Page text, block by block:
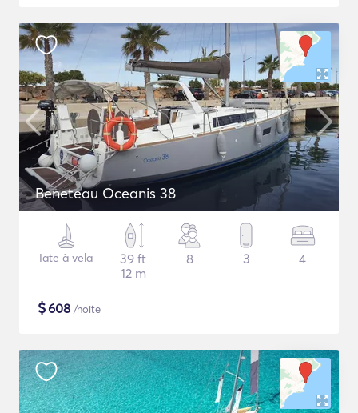
Beneteau Oceanis 38
Iate à vela
39 ft
12 m
8 3 4
$608 /noite